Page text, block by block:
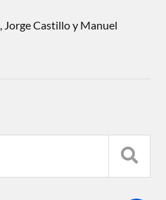
Jorge Castillo y Manuel